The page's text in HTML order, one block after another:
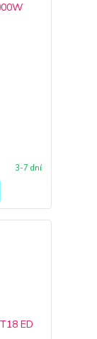
3-7 dní